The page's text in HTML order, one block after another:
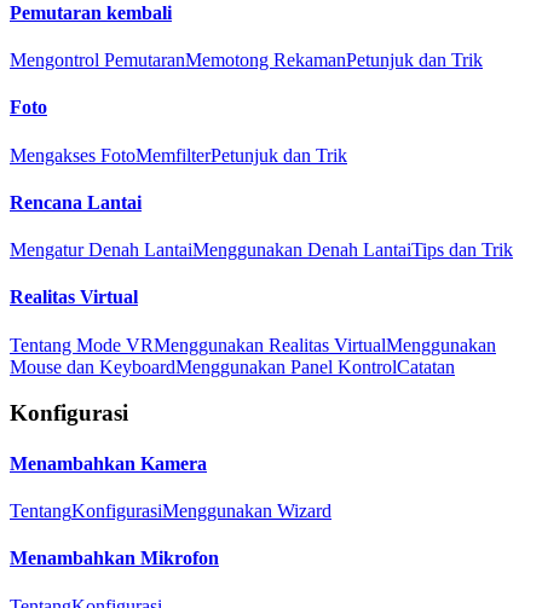
Pemutaran kembali
Mengontrol PemutaranMemotong RekamanPetunjuk dan Trik
Foto
Mengakses FotoMemfilterPetunjuk dan Trik
Rencana Lantai
Mengatur Denah LantaiMenggunakan Denah LantaiTips dan Trik
Realitas Virtual
Tentang Mode VRMenggunakan Realitas VirtualMenggunakan
Mouse dan KeyboardMenggunakan Panel KontrolCatatan
Konfigurasi
Menambahkan Kamera
TentangKonfigurasiMenggunakan Wizard
Menambahkan Mikrofon